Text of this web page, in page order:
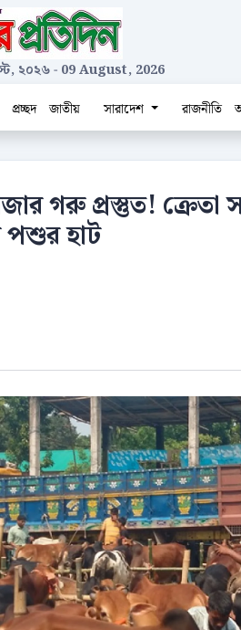
২০২৬- 09 August, 2026
প্রচ্ছদ
জাতীয় সারাদেশ রাজনীতি
গরু প্রস্তুত!
পশুর হাট